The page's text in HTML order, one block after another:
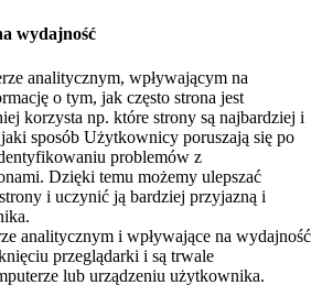
wydajność
analitycznym, wpływającym na
o tym, jak często strona jest
korzysta np. które strony są najbardziej i
sposób Użytkownicy poruszają się po
problemów z
Dzięki temu możemy ulepszać
i uczynić ją bardziej przyjazną i
analitycznym i wpływające na wydajność
przeglądarki i są trwale
lub urządzeniu użytkownika.